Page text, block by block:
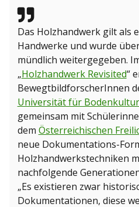
Das Holzhandwerk gilt als
Handwerke und wurde
mündlich weitergegeben.
„Holzhandwerk Revisited“
BewegtbildforscherInnen
Universität für
gemeinsam mit
dem Österreichischen
neue Dokumentations-
Holzhandwerkstechniken
nachfolgende
„Es existieren zwar
Dokumentationen, diese